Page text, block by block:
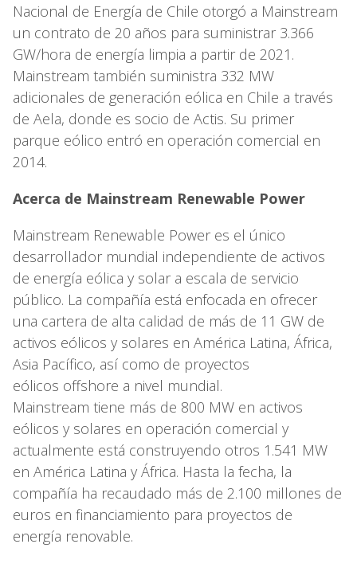
Nacional de Energía de Chile otorgó a Mainstream
un contrato de 20 años para suministrar 3.366
GW/hora de energía limpia a partir de 2021.
Mainstream también suministra 332 MW
adicionales de generación eólica en Chile a través
de Aela, donde es socio de Actis. Su primer
parque eólico entró en operación comercial en
2014.
Acerca de Mainstream Renewable Power
Mainstream Renewable Power es el único
desarrollador mundial independiente de activos
de energía eólica y solar a escala de servicio
público. La compañía está enfocada en ofrecer
una cartera de alta calidad de más de 11 GW de
activos eólicos y solares en América Latina, África,
Asia Pacífico, así como de proyectos
eólicos offshore a nivel mundial.
Mainstream tiene más de 800 MW en activos
eólicos y solares en operación comercial y
actualmente está construyendo otros 1.541 MW
en América Latina y África. Hasta la fecha, la
compañía ha recaudado más de 2.100 millones de
euros en financiamiento para proyectos de
energía renovable.